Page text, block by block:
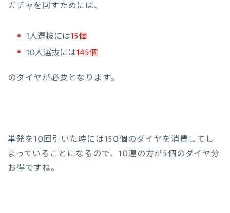
ガチャを回すためには、
1人選抜には15個
10人選抜には145個
のダイヤが必要となります。
単発を10回引いた時には150個のダイヤを消費してし
まっていることになるので、10連の方が5個のダイヤ分
お得ですね。